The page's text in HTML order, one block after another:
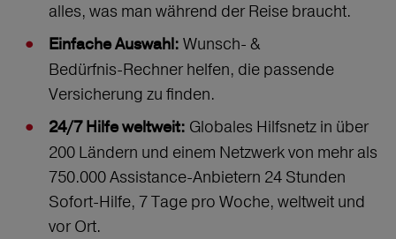
alles, was man während der Reise braucht.
Einfache Auswahl: Wunsch‑ &
Bedürfnis‑Rechner helfen, die passende
Versicherung zu finden.
24/7 Hilfe weltweit: Globales Hilfsnetz in über
200 Ländern und einem Netzwerk von mehr als
750.000 Assistance-Anbietern 24 Stunden
Sofort-Hilfe, 7 Tage pro Woche, weltweit und
vor Ort.